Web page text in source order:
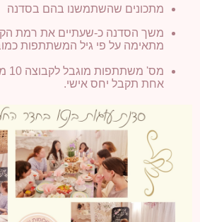
מתכונים שהשתמשנו בהם בסדנה
משך הסדנה כ-שעתיים את רמת
מתאימה על פי גיל המשתתפות
אחת תקבל יחס אישי.